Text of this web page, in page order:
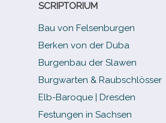
SCRIPTORIUM
Bau von Felsenburgen
Berken von der Duba
Burgenbau der Slawen
Burgwarten & Raubschlösser
Elb-​Baroque | Dresden
Festungen in Sachsen